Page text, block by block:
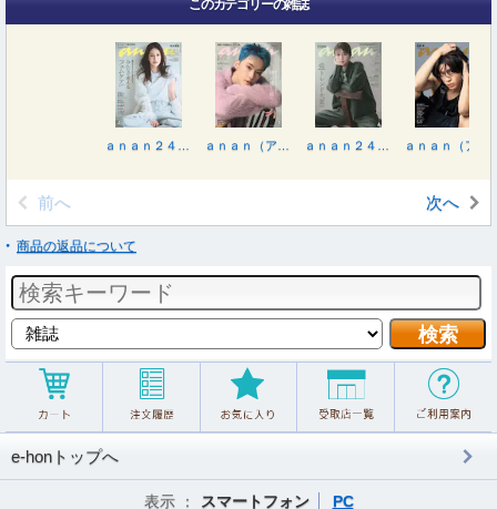
このカテゴリーの雑誌
前へ 次へ
商品の返品について
e-honトップへ
表示 ： スマートフォン PC